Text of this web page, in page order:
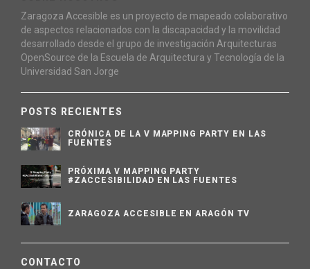
Zaragoza Accesible es un proyecto de mapeado colaborativo
de aspectos relacionados con la discapacidad y la movilidad
desarrollado desde el grupo de investigación Arquitecturas
OpenSource de la Escuela de Arquitectura y Tecnología de la
Universidad San Jorge
POSTS RECIENTES
CRÓNICA DE LA V MAPPING PARTY EN LAS
FUENTES
PRÓXIMA V MAPPING PARTY
#ZACCESIBILIDAD EN LAS FUENTES
ZARAGOZA ACCESIBLE EN ARAGÓN TV
CONTACTO